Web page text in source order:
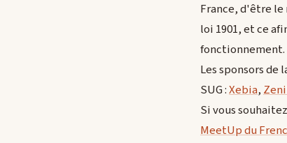
France, d'être
loi 1901, et ce
fonctionnement.
Les sponsors de
SUG :Xebia,
Si vous
MeetUp du